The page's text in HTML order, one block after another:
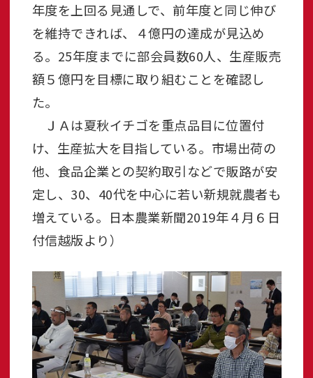
年度を上回る見通しで、前年度と同じ伸び
を維持できれば、４億円の達成が見込め
る。25年度までに部会員数60人、生産販売
額５億円を目標に取り組むことを確認し
た。
ＪＡは夏秋イチゴを重点品目に位置付
け、生産拡大を目指している。市場出荷の
他、食品企業との契約取引などで販路が安
定し、30、40代を中心に若い新規就農者も
増えている。日本農業新聞2019年４月６日
付信越版より）